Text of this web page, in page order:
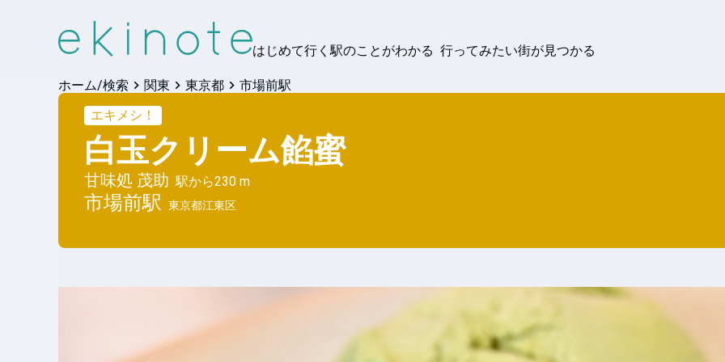
はじめて行く駅のことがわかる 行ってみたい街が見つかる
ホーム/検索 関東 東京都
市場前駅
エキメシ！
白玉クリーム餡蜜
甘味処 茂助 駅から230 m
市場前駅 東京都江東区